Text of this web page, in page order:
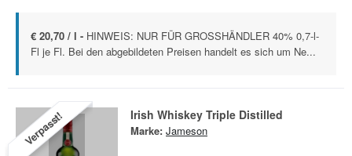
€ 20,70 / l - HINWEIS: NUR FÜR GROSSHÄNDLER 40% 0,7-l-
Fl je Fl. Bei den abgebildeten Preisen handelt es sich um Ne...
Verpasst! Irish Whiskey Triple Distilled
Marke: Jameson